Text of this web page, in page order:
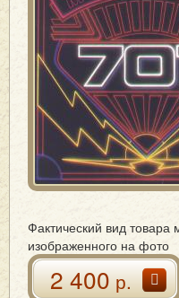
Фактический вид товара
изображенного на фото
2 400р.